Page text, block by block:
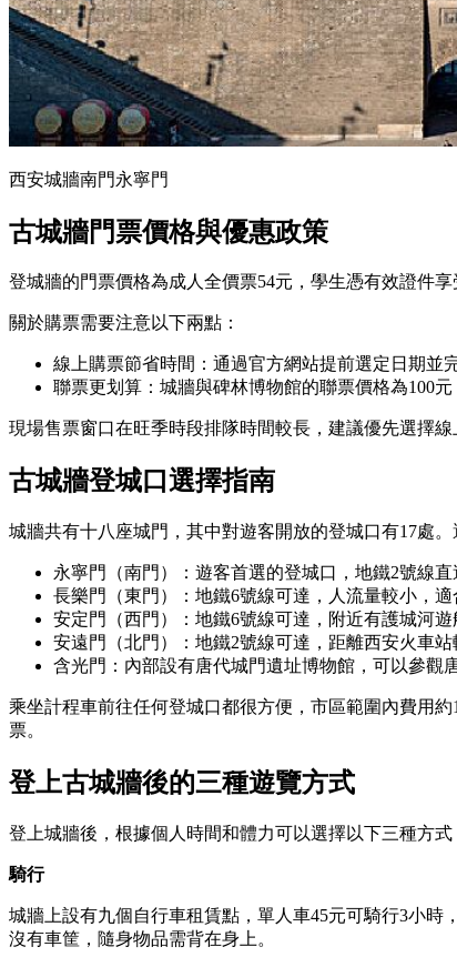
西安城牆南門永寧門
古城牆門票價格與優惠政策
登城牆的門票價格為成人全價票54元，學生憑有效證件
關於購票需要注意以下兩點：
線上購票節省時間：通過官方網站提前選定日期並
聯票更划算：城牆與碑林博物館的聯票價格為100
現場售票窗口在旺季時段排隊時間較長，建議優先選擇
古城牆登城口選擇指南
城牆共有十八座城門，其中對遊客開放的登城口有17處
永寧門（南門）：遊客首選的登城口，地鐵2號線
長樂門（東門）：地鐵6號線可達，人流量較小，
安定門（西門）：地鐵6號線可達，附近有護城河
安遠門（北門）：地鐵2號線可達，距離西安火車
含光門：內部設有唐代城門遺址博物館，可以參觀
乘坐計程車前往任何登城口都很方便，市區範圍內費用
票。
登上古城牆後的三種遊覽方式
登上城牆後，根據個人時間和體力可以選擇以下三種方式
騎行
城牆上設有九個自行車租賃點，單人車45元可騎行3小
沒有車筐，隨身物品需背在身上。